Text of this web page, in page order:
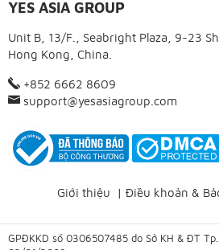
YES ASIA GROUP
Unit B, 13/F., Seabright Plaza, 9-23
Hong Kong, China.
+852 6662 8609
support@yesasiagroup.com
Giới thiệu | Điều khoản &
GPĐKKD số 0306507485 do Sở KH & ĐT